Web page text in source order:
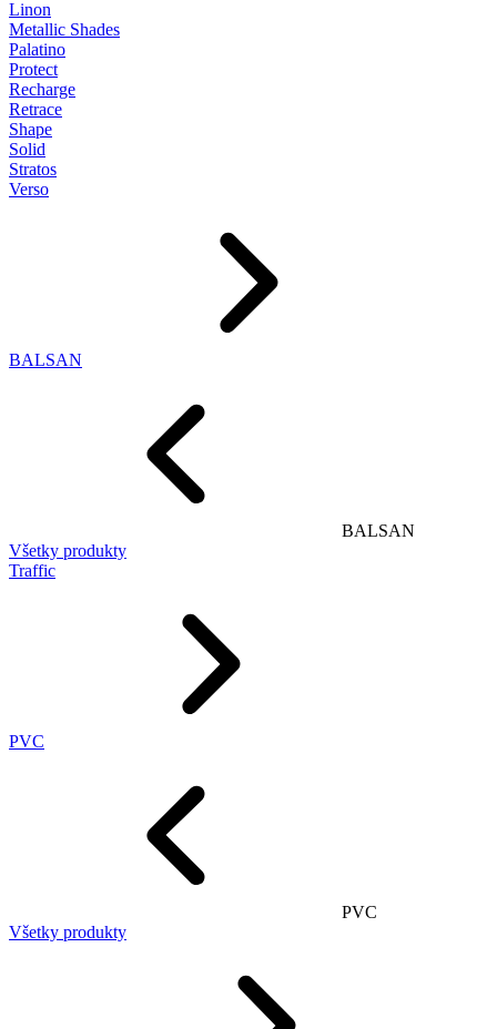
Linon
Metallic Shades
Palatino
Protect
Recharge
Retrace
Shape
Solid
Stratos
Verso
BALSAN
BALSAN
Všetky produkty
Traffic
PVC
PVC
Všetky produkty